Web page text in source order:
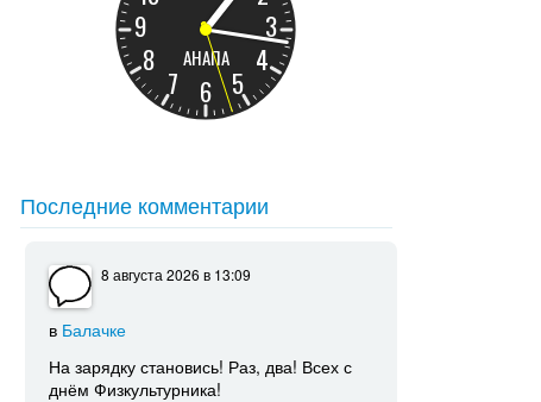
Последние комментарии
8 августа 2026в 13:09
в Балачке
На зарядку становись! Раз, два! Всех с
днём Физкультурника!